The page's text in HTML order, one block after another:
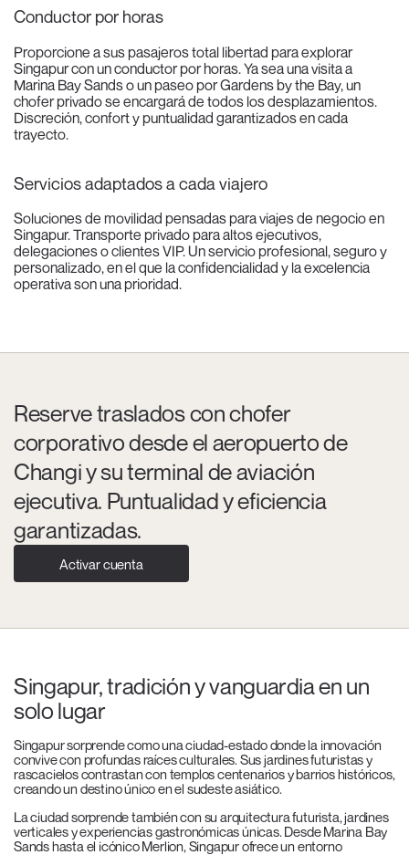
Conductor por horas
Proporcione a sus pasajeros total libertad para explorar
Singapur con un conductor por horas. Ya sea una visita a
Marina Bay Sands o un paseo por Gardens by the Bay, un
chofer privado se encargará de todos los desplazamientos.
Discreción, confort y puntualidad garantizados en cada
trayecto.
Servicios adaptados a cada viajero
Soluciones de movilidad pensadas para viajes de negocio en
Singapur. Transporte privado para altos ejecutivos,
delegaciones o clientes VIP. Un servicio profesional, seguro y
personalizado, en el que la confidencialidad y la excelencia
operativa son una prioridad.
Reserve traslados con chofer
corporativo desde el aeropuerto de
Changi y su terminal de aviación
ejecutiva. Puntualidad y eficiencia
garantizadas.
Activar cuenta
Singapur, tradición y vanguardia en un
solo lugar
Singapur sorprende como una ciudad-estado donde la innovación
convive con profundas raíces culturales. Sus jardines futuristas y
rascacielos contrastan con templos centenarios y barrios históricos,
creando un destino único en el sudeste asiático.
La ciudad sorprende también con su arquitectura futurista, jardines
verticales y experiencias gastronómicas únicas. Desde Marina Bay
Sands hasta el icónico Merlion, Singapur ofrece un entorno